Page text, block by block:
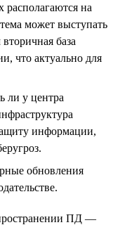
на
может выступать
база
что актуально для
ли у центра
информации,
обновления
ПД —